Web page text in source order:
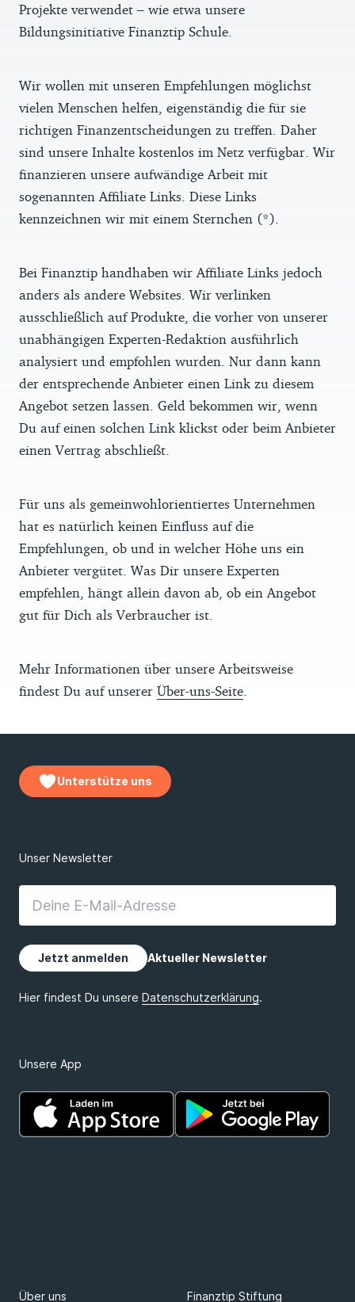
Projekte verwendet – wie etwa unsere
Bildungsinitiative Finanztip Schule.
Wir wollen mit unseren Empfehlungen möglichst
vielen Menschen helfen, eigenständig die für sie
richtigen Finanzentscheidungen zu treffen. Daher
sind unsere Inhalte kostenlos im Netz verfügbar. Wir
finanzieren unsere aufwändige Arbeit mit
sogenannten Affiliate Links. Diese Links
kennzeichnen wir mit einem Sternchen (*).
Bei Finanztip handhaben wir Affiliate Links jedoch
anders als andere Websites. Wir verlinken
ausschließlich auf Produkte, die vorher von unserer
unabhängigen Experten-Redaktion ausführlich
analysiert und empfohlen wurden. Nur dann kann
der entsprechende Anbieter einen Link zu diesem
Angebot setzen lassen. Geld bekommen wir, wenn
Du auf einen solchen Link klickst oder beim Anbieter
einen Vertrag abschließt.
Für uns als gemeinwohlorientiertes Unternehmen
hat es natürlich keinen Einfluss auf die
Empfehlungen, ob und in welcher Höhe uns ein
Anbieter vergütet. Was Dir unsere Experten
empfehlen, hängt allein davon ab, ob ein Angebot
gut für Dich als Verbraucher ist.
Mehr Informationen über unsere Arbeitsweise
findest Du auf unserer Über-uns-Seite
Unterstütze uns
Unsere App
Über uns Finanztip Stiftung